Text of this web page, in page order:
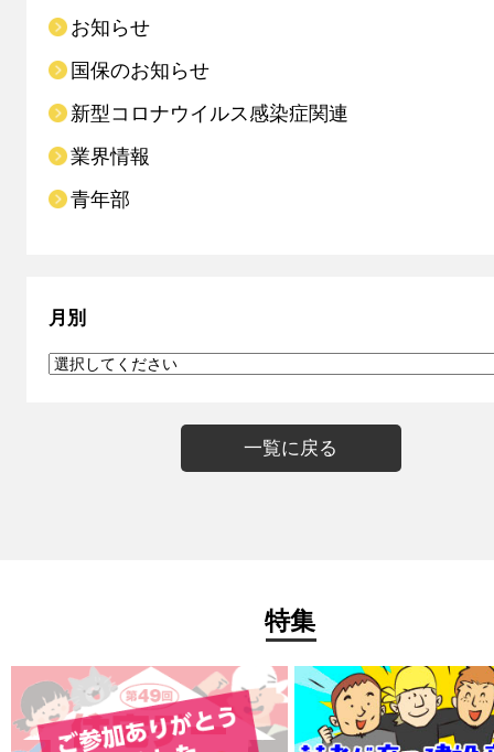
お知らせ
国保のお知らせ
新型コロナウイルス感染症関連
業界情報
青年部
月別
一覧に戻る
特集